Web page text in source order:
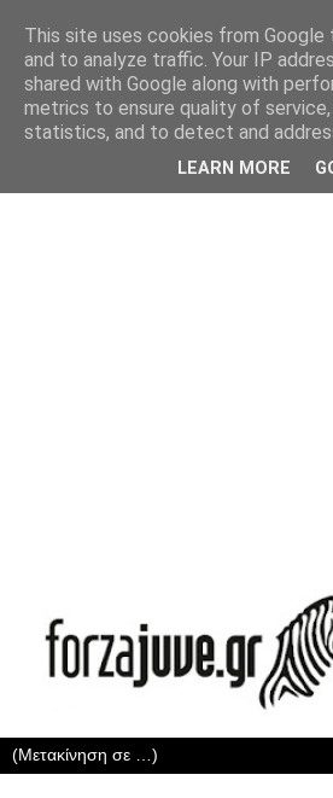
This site uses cookies from
and to analyze traffic. Your IP
shared with Google along with
metrics to ensure quality of
statistics, and to detect and
LEARN MORE